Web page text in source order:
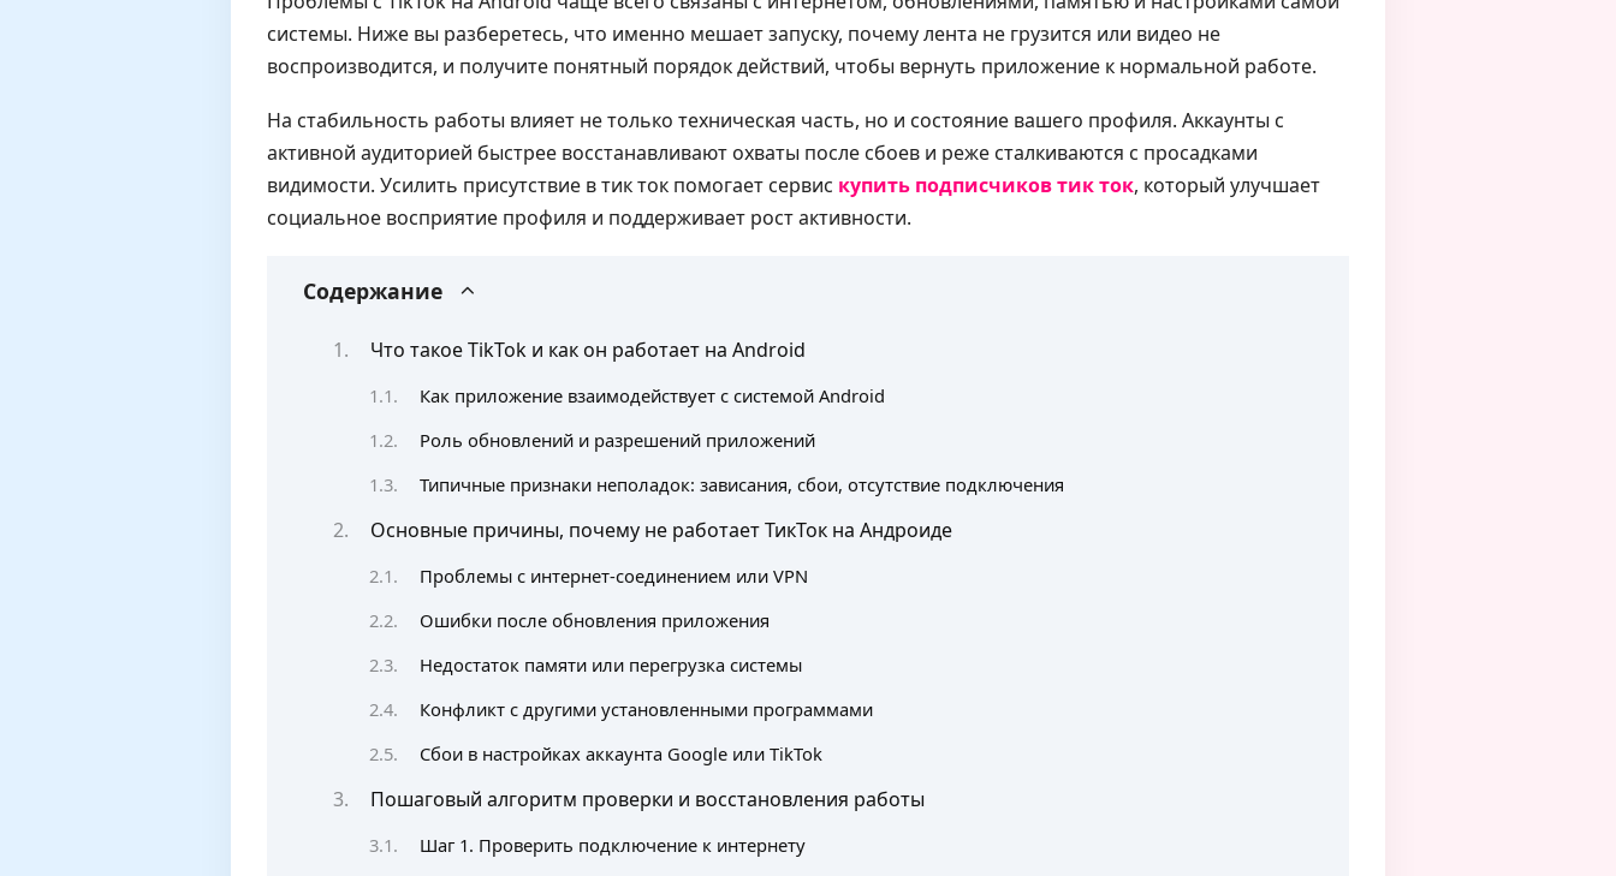
системы. Ниже вы разберетесь, что именно мешает запуску, почему лента не грузится или видео не
воспроизводится, и получите понятный порядок действий, чтобы вернуть приложение к нормальной работе.
На стабильность работы влияет не только техническая часть, но и состояние вашего профиля. Аккаунты с
активной аудиторией быстрее восстанавливают охваты после сбоев и реже сталкиваются с просадками
видимости. Усилить присутствие в тик ток помогает сервис купить подписчиков тик ток, который улучшает
социальное восприятие профиля и поддерживает рост активности.
Содержание
Что такое TikTok и как он работает на Android
Как приложение взаимодействует с системой Android
Роль обновлений и разрешений приложений
Типичные признаки неполадок: зависания, сбои, отсутствие подключения
Основные причины, почему не работает ТикТок на Андроиде
Проблемы с интернет-соединением или VPN
Ошибки после обновления приложения
Недостаток памяти или перегрузка системы
Конфликт с другими установленными программами
Сбои в настройках аккаунта Google или TikTok
Пошаговый алгоритм проверки и восстановления работы
Шаг 1. Проверить подключение к интернету